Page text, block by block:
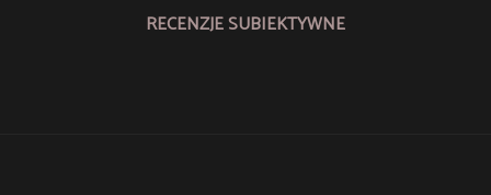
RECENZJE SUBIEKTYWNE